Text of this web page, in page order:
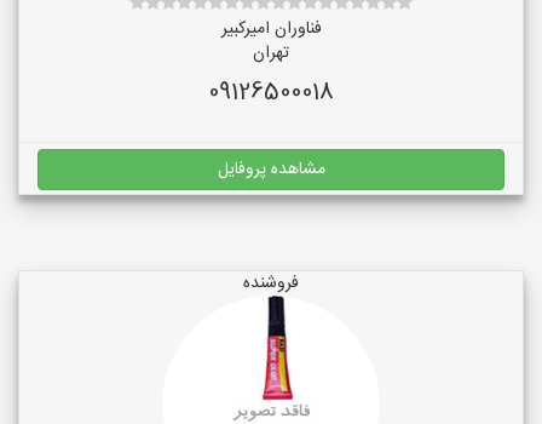
فناوران امیرکبیر
تهران
09126500018
مشاهده پروفایل
فروشنده